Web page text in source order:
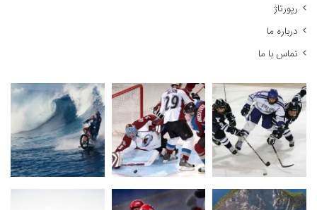
رپورتاژ
درباره ما
تماس با ما